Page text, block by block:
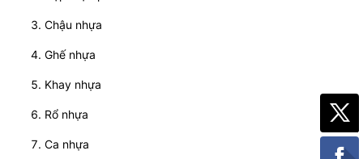
Chậu nhựa
Ghế nhựa
Khay nhựa
Rổ nhựa
Ca nhựa